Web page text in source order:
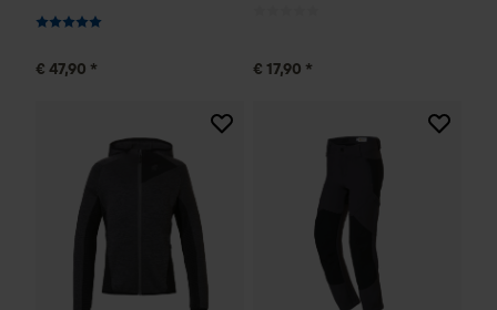
€ 47,90 * € 17,90 *